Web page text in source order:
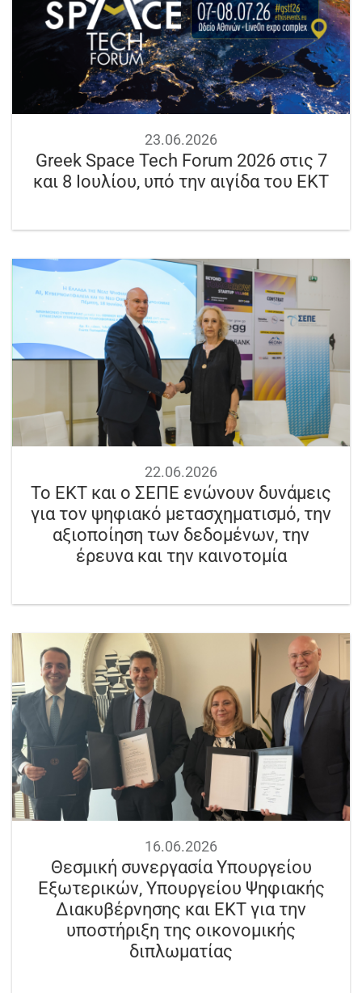
23.06.2026
Greek Space Tech Forum 2026 στις 7
και 8 Ιουλίου, υπό την αιγίδα του ΕΚΤ
22.06.2026
Το ΕΚΤ και ο ΣΕΠΕ ενώνουν δυνάμεις
για τον ψηφιακό μετασχηματισμό, την
αξιοποίηση των δεδομένων, την
έρευνα και την καινοτομία
16.06.2026
Θεσμική συνεργασία Υπουργείου
Εξωτερικών, Υπουργείου Ψηφιακής
Διακυβέρνησης και ΕΚΤ για την
υποστήριξη της οικονομικής
διπλωματίας